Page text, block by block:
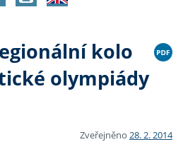
kolo
olympiády
Zveřejněno 28. 2. 2014